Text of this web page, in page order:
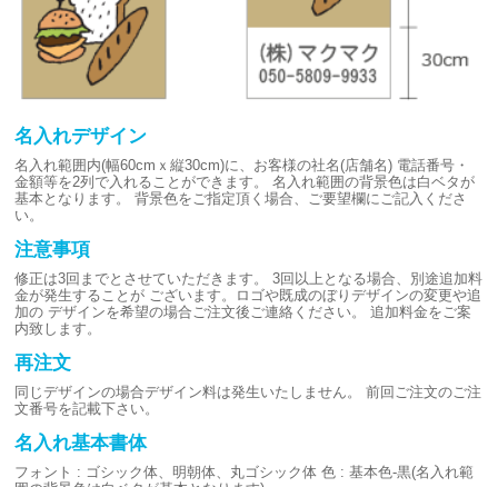
名入れデザイン
名入れ範囲内(幅60cmｘ縦30cm)に、お客様の社名(店舗名) 電話番号・
金額等を2列で入れることができます。
名入れ範囲の背景色は白ベタが
基本となります。
背景色をご指定頂く場合、ご要望欄にご記入くださ
い。
注意事項
修正は3回までとさせていただきます。
3回以上となる場合、別途追加料
金が発生することが ございます。ロゴや既成のぼりデザインの変更や追
加の デザインを希望の場合ご注文後ご連絡ください。
追加料金をご案
内致します。
再注文
同じデザインの場合デザイン料は発生いたしません。
前回ご注文のご注
文番号を記載下さい。
名入れ基本書体
フォント : ゴシック体、明朝体、丸ゴシック体 色 : 基本色-黒(名入れ範